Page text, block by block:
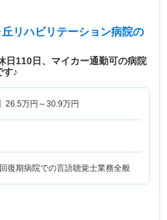
リハビリテーション病院の
日110日、マイカー通勤可の病院
す♪
26.5万円～30.9万円
回復期病院での言語聴覚士業務全般